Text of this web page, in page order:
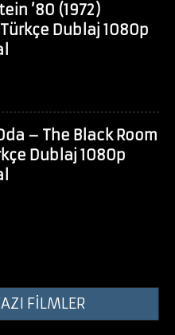
’80 (1972)
Dublaj 1080p
– The Black Room
Dublaj 1080p
FİLMLER